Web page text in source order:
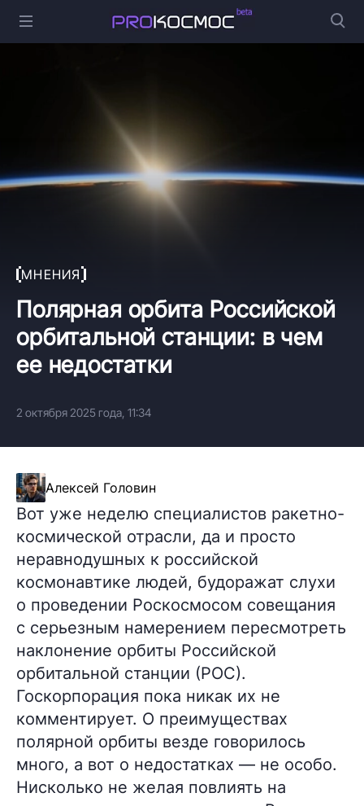
МНЕНИЯ
Полярная орбита Российской
орбитальной станции: в чем
ее недостатки
2 октября 2025 года, 11:34
Алексей Головин
Вот уже неделю специалистов ракетно-
космической отрасли, да и просто
неравнодушных к российской
космонавтике людей, будоражат слухи
о проведении Роскосмосом совещания
с серьезным намерением пересмотреть
наклонение орбиты Российской
орбитальной станции (РОС).
Госкорпорация пока никак их не
комментирует. О преимуществах
полярной орбиты везде говорилось
много, а вот о недостатках — не особо.
Нисколько не желая повлиять на